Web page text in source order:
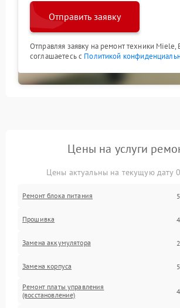
Отправить заявку
Отправляя заявку на ремонт техники Miele,
соглашаетесь с Политикой
Цены на услуги
Цены актуальны на текущую дату
Ремонт блока питания
Прошивка
Замена аккумулятора
Замена корпуса
Ремонт платы управления
(восстановление)